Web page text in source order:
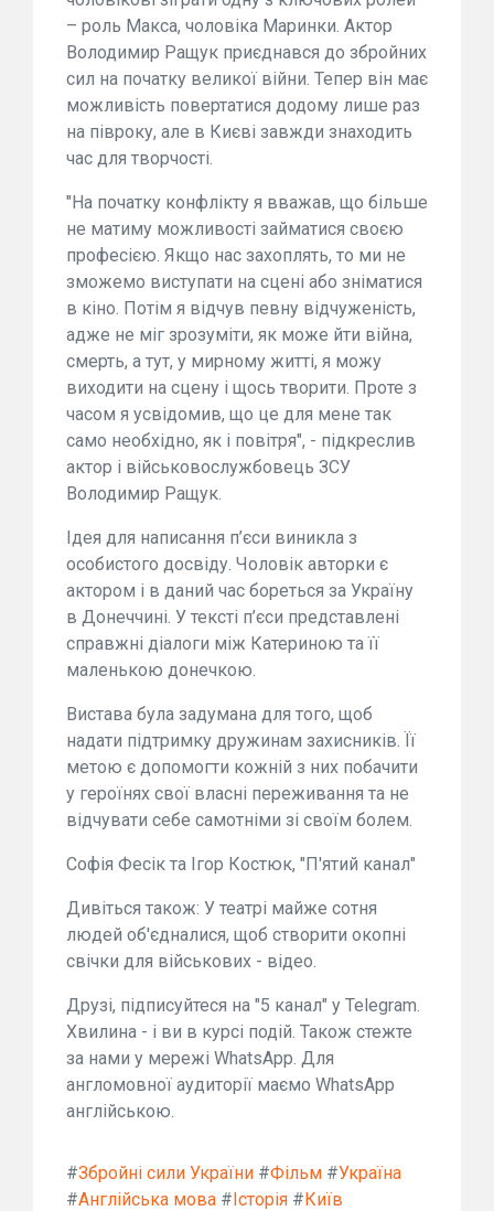
– роль Макса, чоловіка Маринки. Актор
Володимир Ращук приєднався до збройних
сил на початку великої війни. Тепер він має
можливість повертатися додому лише раз
на півроку, але в Києві завжди знаходить
час для творчості.
"На початку конфлікту я вважав, що більше
не матиму можливості займатися своєю
професією. Якщо нас захоплять, то ми не
зможемо виступати на сцені або зніматися
в кіно. Потім я відчув певну відчуженість,
адже не міг зрозуміти, як може йти війна,
смерть, а тут, у мирному житті, я можу
виходити на сцену і щось творити. Проте з
часом я усвідомив, що це для мене так
само необхідно, як і повітря", - підкреслив
актор і військовослужбовець ЗСУ
Володимир Ращук.
Ідея для написання п’єси виникла з
особистого досвіду. Чоловік авторки є
актором і в даний час бореться за Україну
в Донеччині. У тексті п’єси представлені
справжні діалоги між Катериною та її
маленькою донечкою.
Вистава була задумана для того, щоб
надати підтримку дружинам захисників. Її
метою є допомогти кожній з них побачити
у героїнях свої власні переживання та не
відчувати себе самотніми зі своїм болем.
Софія Фесік та Ігор Костюк, "П'ятий канал"
Дивіться також: У театрі майже сотня
людей об'єдналися, щоб створити окопні
свічки для військових - відео.
Друзі, підписуйтеся на "5 канал" у Telegram.
Хвилина - і ви в курсі подій. Також стежте
за нами у мережі WhatsApp. Для
англомовної аудиторії маємо WhatsApp
англійською.
#Збройні сили України #Фільм #Україна
#Англійська мова #Історія #Київ